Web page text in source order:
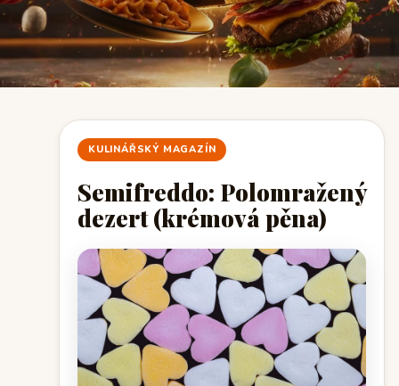
KULINÁŘSKÝ MAGAZÍN
Semifreddo: Polomražený
dezert (krémová pěna)